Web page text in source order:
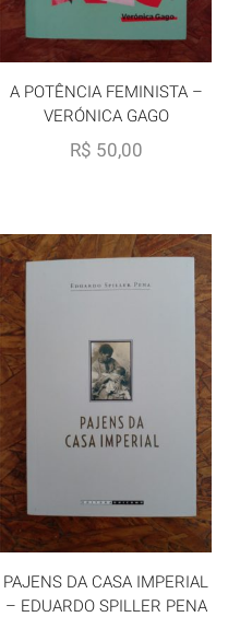
A POTÊNCIA FEMINISTA –
VERÓNICA GAGO
R$ 50,00
PAJENS DA CASA IMPERIAL
– EDUARDO SPILLER PENA